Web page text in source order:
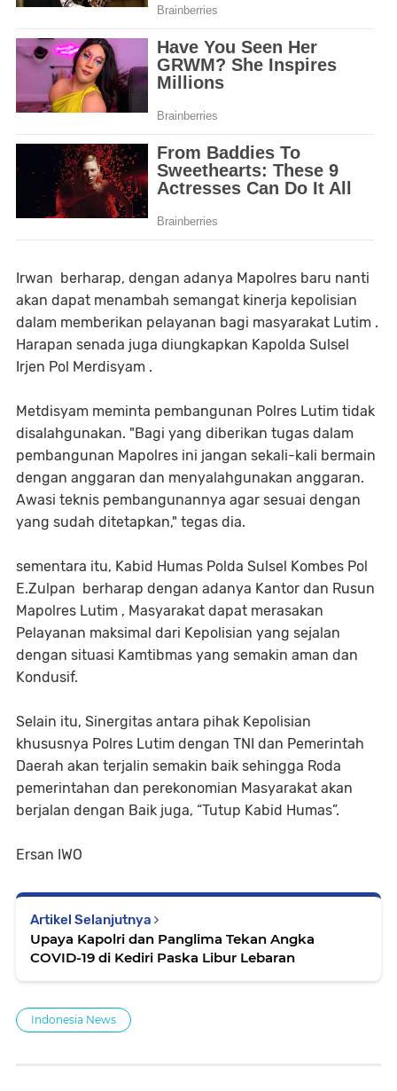
Irwan berharap, dengan adanya Mapolres baru nanti
akan dapat menambah semangat kinerja kepolisian
dalam memberikan pelayanan bagi masyarakat Lutim .‎
Harapan senada juga diungkapkan Kapolda Sulsel
Irjen Pol Merdisyam .
Metdisyam meminta pembangunan Polres Lutim tidak
disalahgunakan. "Bagi yang diberikan tugas dalam
pembangunan Mapolres ini jangan sekali-kali bermain
dengan anggaran dan menyalahgunakan anggaran.
Awasi teknis pembangunannya agar sesuai dengan
yang sudah ditetapkan," tegas dia.
sementara itu, Kabid Humas Polda Sulsel Kombes Pol
E.Zulpan berharap dengan adanya Kantor dan Rusun
Mapolres Lutim , Masyarakat dapat merasakan
Pelayanan maksimal dari Kepolisian yang sejalan
dengan situasi Kamtibmas yang semakin aman dan
Kondusif.
Selain itu, Sinergitas antara pihak Kepolisian
khususnya Polres Lutim dengan TNI dan Pemerintah
Daerah akan terjalin semakin baik sehingga Roda
pemerintahan dan perekonomian Masyarakat akan
berjalan dengan Baik juga, “Tutup Kabid Humas”.
Ersan IWO
Artikel Selanjutnya
Upaya Kapolri dan Panglima Tekan Angka
COVID-19 di Kediri Paska Libur Lebaran
Indonesia News